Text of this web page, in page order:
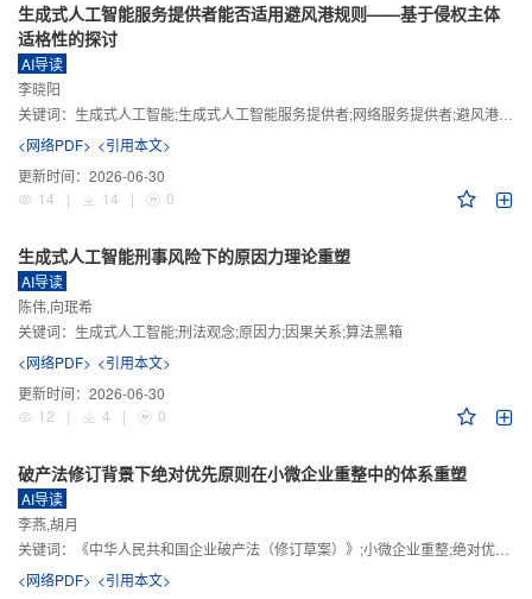
生成式人工智能服务提供者能否适用避风港规则——基于侵权主体
适格性的探讨
AI导读
李晓阳
关键词： 生成式人工智能;生成式人工智能服务提供者;网络服务提供者;避风港规则;版权责任
<网络PDF> <引用本文>
更新时间： 2026-06-30
14
| 14 | 0
生成式人工智能刑事风险下的原因力理论重塑
AI导读
陈伟,向珉希
关键词： 生成式人工智能;刑法观念;原因力;因果关系;算法黑箱
<网络PDF> <引用本文>
更新时间： 2026-06-30
12
| 4 | 0
破产法修订背景下绝对优先原则在小微企业重整中的体系重塑
AI导读
李燕,胡月
关键词：
《中华人民共和国企业破产法（修订草案）》;小微企业重整;绝对优先原则;股东权益保留;预期可支配收入标准
<网络PDF> <引用本文>